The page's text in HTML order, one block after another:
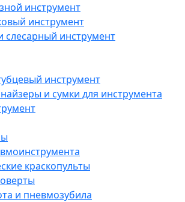
инструмент
инструмент
слесарный инструмент
инструмент
и сумки для инструмента
краскопульты
и пневмозубила